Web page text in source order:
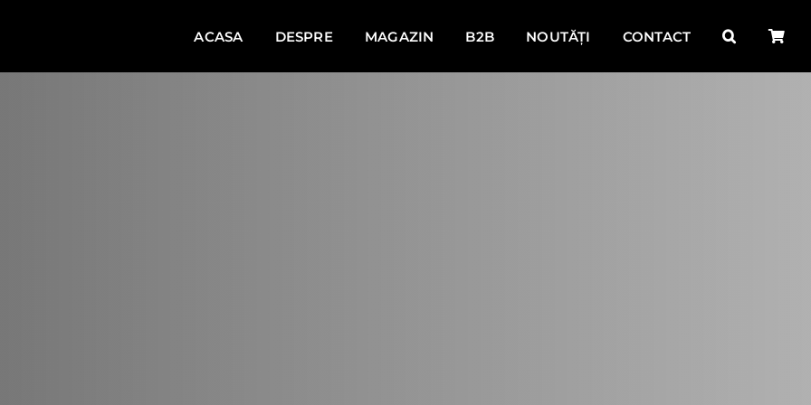
ACASA DESPRE MAGAZIN B2B NOUTĂȚI CONTACT